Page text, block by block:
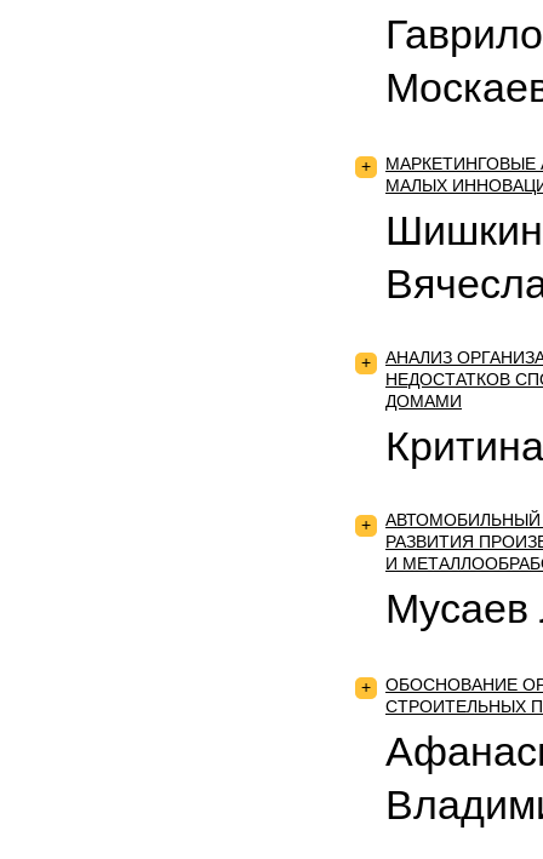
+
МАРКЕТИНГОВЫЕ
МАЛЫХ
+
АНАЛИЗ
НЕДОСТАТКОВ
ДОМАМИ
+
АВТОМОБИЛЬНЫЙ
РАЗВИТИЯ
И
Мусаев
+
ОБОСНОВАНИЕ
СТРОИТЕЛЬНЫХ